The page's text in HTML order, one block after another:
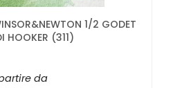
1/2 GODET
HOOKER (311)
da